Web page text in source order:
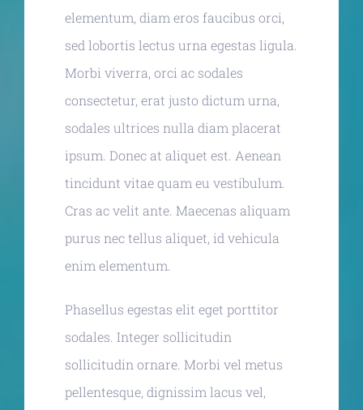
elementum, diam eros faucibus orci,
sed lobortis lectus urna egestas ligula.
Morbi viverra, orci ac sodales
consectetur, erat justo dictum urna,
sodales ultrices nulla diam placerat
ipsum. Donec at aliquet est. Aenean
tincidunt vitae quam eu vestibulum.
Cras ac velit ante. Maecenas aliquam
purus nec tellus aliquet, id vehicula
enim elementum.
Phasellus egestas elit eget porttitor
sodales. Integer sollicitudin
sollicitudin ornare. Morbi vel metus
pellentesque, dignissim lacus vel,